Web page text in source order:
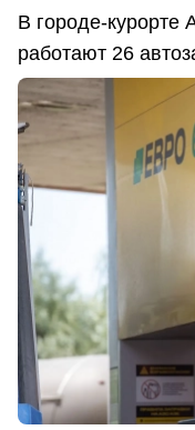
В городе-курорте
работают 26